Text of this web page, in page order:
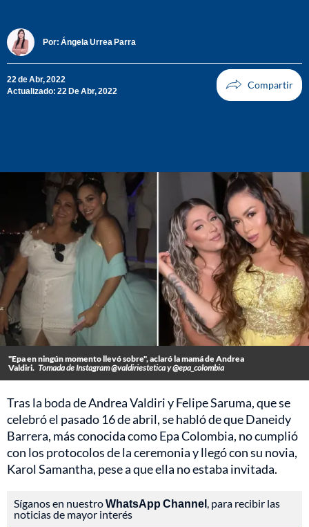
Por: Ángela Urrea Parra
22 de Abr, 2022
Actualizado: 22 De Abr, 2022
"Epa en ningún momento llevó sobre", aclaró la mamá de Andrea
Valdiri. Tomada de Instagram @valdiriestetica y @epa_colombia
Tras la boda de Andrea Valdiri y Felipe Saruma, que se
celebró el pasado 16 de abril, se habló de que Daneidy
Barrera, más conocida como Epa Colombia, no cumplió
con los protocolos de la ceremonia y llegó con su novia,
Karol Samantha, pese a que ella no estaba invitada.
Síganos en nuestroWhatsApp Channel, para recibir las
noticias de mayor interés